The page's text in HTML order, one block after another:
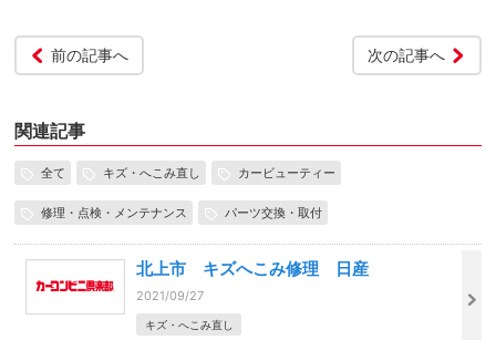
前の記事へ 次の記事へ
関連記事
全て キズ・へこみ直し カービューティー
修理・点検・メンテナンス パーツ交換・取付
北上市 キズへこみ修理 日産
2021/09/27
キズ・へこみ直し